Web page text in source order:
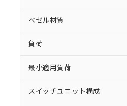
ベゼル材質
負荷
最小適用負荷
スイッチユニット構成